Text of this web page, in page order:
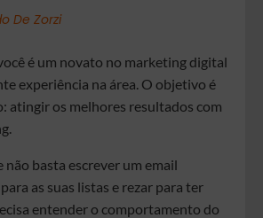
De Zorzi
é um novato no marketing digital
experiência na área. O objetivo é
atingir os melhores resultados com
não basta escrever um email
as suas listas e rezar para ter
entender o comportamento do